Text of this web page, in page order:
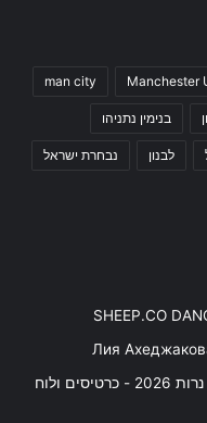
Manchester
man city
בנימין נתניהו
לבנון נבחרת ישראל
SHEEP.CO
Лия
משופן ועד AC/DC - מופע פסנתר לאור נרות 2026 - כרטיסים ולוח